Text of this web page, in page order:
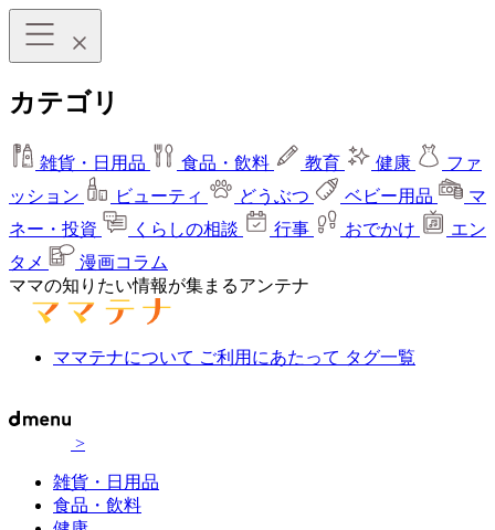
カテゴリ
雑貨・日用品 食品・飲料 教育 健康
ファ
ッション
ビューティ どうぶつ ベビー用品
マ
ネー・投資
くらしの相談 行事 おでかけ
エン
タメ
漫画コラム
ママの知りたい情報が集まるアンテナ
ママテナについて ご利用にあたって タグ一覧
>
雑貨・日用品
食品・飲料